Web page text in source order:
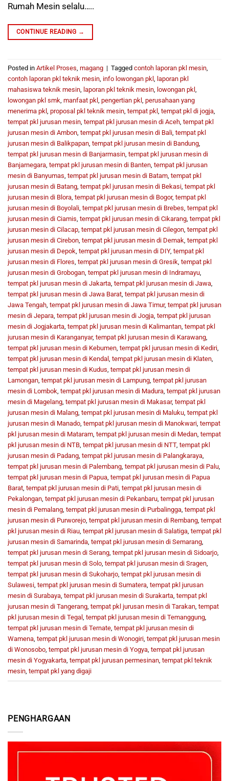
PENGHARGAAN
Rumah Mesin selalu…..
CONTINUE READING →
Posted in Artikel Proses, magang | Tagged contoh laporan pkl mesin,
contoh laporan pkl teknik mesin, info lowongan pkl , laporan pkl
mahasiswa teknik mesin, laporan pkl teknik mesin, lowongan pkl ,
lowongan pkl smk, manfaat pkl , pengertian pkl , perusahaan yang
menerima pkl , proposal pkl teknik mesin, tempat pkl , tempat pkl di jogja,
tempat pkl jurusan mesin, tempat pkl jurusan mesin di Aceh, tempat pkl
jurusan mesin di Ambon, tempat pkl jurusan mesin di Bali, tempat pkl
jurusan mesin di Balikpapan, tempat pkl jurusan mesin di Bandung,
tempat pkl jurusan mesin di Banjarmasin, tempat pkl jurusan mesin di
Banjarnegara, tempat pkl jurusan mesin di Banten, tempat pkl jurusan
mesin di Banyumas, tempat pkl jurusan mesin di Batam, tempat pkl
jurusan mesin di Batang, tempat pkl jurusan mesin di Bekasi, tempat pkl
jurusan mesin di Blora, tempat pkl jurusan mesin di Bogor, tempat pkl
jurusan mesin di Boyolali, tempat pkl jurusan mesin di Brebes, tempat pkl
jurusan mesin di Ciamis, tempat pkl jurusan mesin di Cikarang, tempat pkl
jurusan mesin di Cilacap, tempat pkl jurusan mesin di Cilegon, tempat pkl
jurusan mesin di Cirebon, tempat pkl jurusan mesin di Demak, tempat pkl
jurusan mesin di Depok, tempat pkl jurusan mesin di DIY, tempat pkl
jurusan mesin di Flores, tempat pkl jurusan mesin di Gresik, tempat pkl
jurusan mesin di Grobogan, tempat pkl jurusan mesin di Indramayu,
tempat pkl jurusan mesin di Jakarta, tempat pkl jurusan mesin di Jawa,
tempat pkl jurusan mesin di Jawa Barat, tempat pkl jurusan mesin di
Jawa Tengah, tempat pkl jurusan mesin di Jawa Timur, tempat pkl jurusan
mesin di Jepara, tempat pkl jurusan mesin di Jogja, tempat pkl jurusan
mesin di Jogjakarta, tempat pkl jurusan mesin di Kalimantan, tempat pkl
jurusan mesin di Karanganyar, tempat pkl jurusan mesin di Karawang,
tempat pkl jurusan mesin di Kebumen, tempat pkl jurusan mesin di Kediri,
tempat pkl jurusan mesin di Kendal , tempat pkl jurusan mesin di Klaten,
tempat pkl jurusan mesin di Kudus, tempat pkl jurusan mesin di
Lamongan, tempat pkl jurusan mesin di Lampung, tempat pkl jurusan
mesin di Lombok, tempat pkl jurusan mesin di Madura, tempat pkl jurusan
mesin di Magelang, tempat pkl jurusan mesin di Makasar, tempat pkl
jurusan mesin di Malang, tempat pkl jurusan mesin di Maluku, tempat pkl
jurusan mesin di Manado, tempat pkl jurusan mesin di Manokwari, tempat
pkl jurusan mesin di Mataram, tempat pkl jurusan mesin di Medan, tempat
pkl jurusan mesin di NTB, tempat pkl jurusan mesin di NTT, tempat pkl
jurusan mesin di Padang, tempat pkl jurusan mesin di Palangkaraya,
tempat pkl jurusan mesin di Palembang, tempat pkl jurusan mesin di Palu,
tempat pkl jurusan mesin di Papua, tempat pkl jurusan mesin di Papua
Barat, tempat pkl jurusan mesin di Pati, tempat pkl jurusan mesin di
Pekalongan, tempat pkl jurusan mesin di Pekanbaru, tempat pkl jurusan
mesin di Pemalang, tempat pkl jurusan mesin di Purbalingga, tempat pkl
jurusan mesin di Purworejo, tempat pkl jurusan mesin di Rembang, tempat
pkl jurusan mesin di Riau, tempat pkl jurusan mesin di Salatiga, tempat pkl
jurusan mesin di Samarinda, tempat pkl jurusan mesin di Semarang,
tempat pkl jurusan mesin di Serang, tempat pkl jurusan mesin di Sidoarjo,
tempat pkl jurusan mesin di Solo, tempat pkl jurusan mesin di Sragen,
tempat pkl jurusan mesin di Sukoharjo, tempat pkl jurusan mesin di
Sulawesi, tempat pkl jurusan mesin di Sumatera, tempat pkl jurusan
mesin di Surabaya, tempat pkl jurusan mesin di Surakarta, tempat pkl
jurusan mesin di Tangerang, tempat pkl jurusan mesin di Tarakan, tempat
pkl jurusan mesin di Tegal , tempat pkl jurusan mesin di Temanggung,
tempat pkl jurusan mesin di Ternate, tempat pkl jurusan mesin di
Wamena, tempat pkl jurusan mesin di Wonogiri, tempat pkl jurusan mesin
di Wonosobo, tempat pkl jurusan mesin di Yogya, tempat pkl jurusan
mesin di Yogyakarta, tempat pkl jurusan permesinan, tempat pkl teknik
mesin, tempat pkl yang digaji